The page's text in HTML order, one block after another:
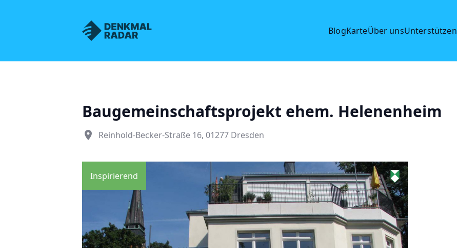
Denkmalnetz Sachsen BlogKarteÜber unsUnterstützen
Baugemeinschaftsprojekt ehem. Helenenheim
place Reinhold-Becker-Straße 16, 01277 Dresden
Inspirierend